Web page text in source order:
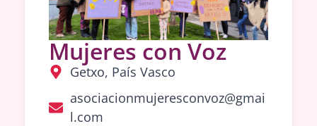
Mujeres con Voz
Getxo, País Vasco
asociacionmujeresconvoz@gmai
l.com